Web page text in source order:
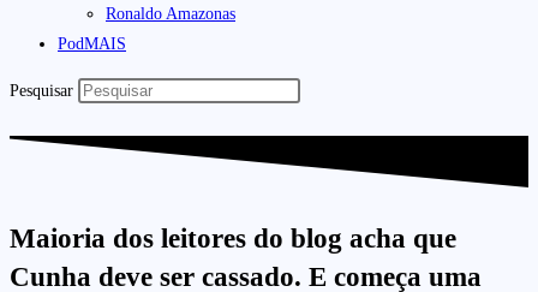
Ronaldo Amazonas
PodMAIS
Pesquisar
Maioria dos leitores do blog acha que
Cunha deve ser cassado. E começa uma